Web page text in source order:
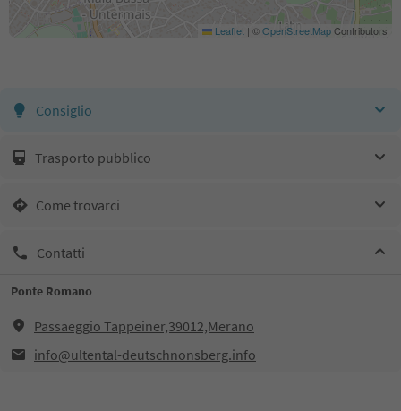
Leaflet | ©OpenStreetMapContributors
Consiglio
Trasporto pubblico
Come trovarci
Contatti
Ponte Romano
Passaeggio Tappeiner,39012,Merano
info@ultental-deutschnonsberg.info